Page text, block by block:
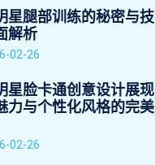
星腿部训练的秘密与技
解析
02-26
星脸卡通创意设计展现
力与个性化风格的完美
02-26